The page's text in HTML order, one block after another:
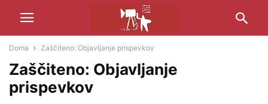
Doma Zaščiteno: Objavljanje prispevkov
Zaščiteno: Objavljanje
prispevkov